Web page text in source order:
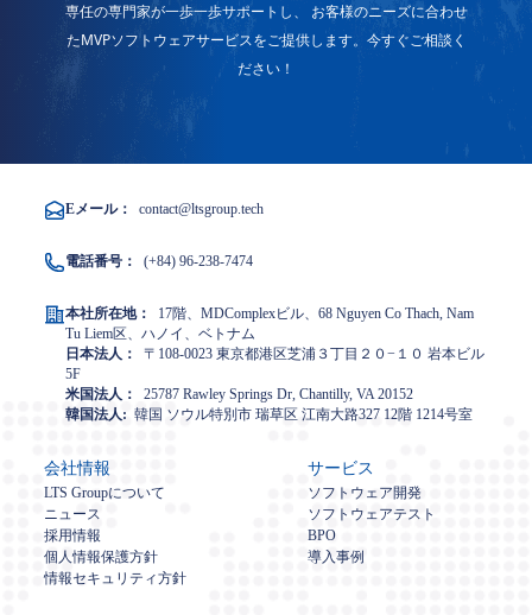
専任の専門家が一歩一歩サポートし、 お客様のニーズに合わせ
たMVPソフトウェアサービスをご提供します。今すぐご相談く
ださい！
Eメール： contact@ltsgroup.tech
電話番号： (+84) 96-238-7474
本社所在地：
17階、MDComplexビル、68 Nguyen Co Thach, Nam
Tu Liem区、ハノイ、ベトナム
日本法人：
〒108-0023 東京都港区芝浦３丁目２０−１０ 岩本ビル
5F
米国法人：
25787 Rawley Springs Dr, Chantilly, VA 20152
韓国法人: 韓国 ソウル特別市 瑞草区 江南大路327 12階 1214号室
会社情報
LTS Groupについて
ニュース
採用情報
個人情報保護方針
情報セキュリティ方針
サービス
ソフトウェア開発
ソフトウェアテスト
BPO
導入事例